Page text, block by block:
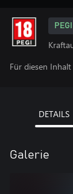
Für diesen
DETAILS
Galerie